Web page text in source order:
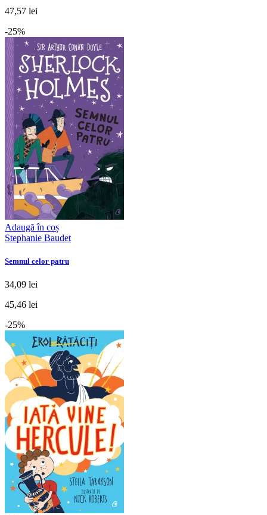
47,57 lei
-25%
Adaugă în coș
Stephanie Baudet
Semnul celor patru
34,09 lei
45,46 lei
-25%